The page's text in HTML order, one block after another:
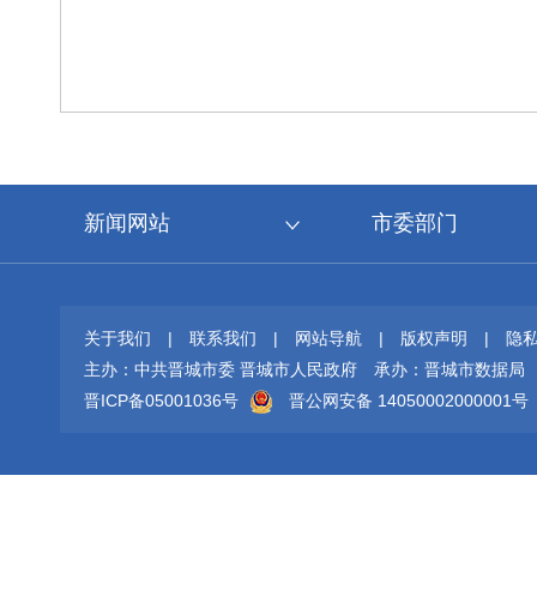
新闻网站 市委部门
关于我们 | 联系我们 | 网站导航 | 版权声明 |
隐
主办：中共晋城市委 晋城市人民政府
承办：晋城市数据局
晋ICP备05001036号
晋公网安备 14050002000001号